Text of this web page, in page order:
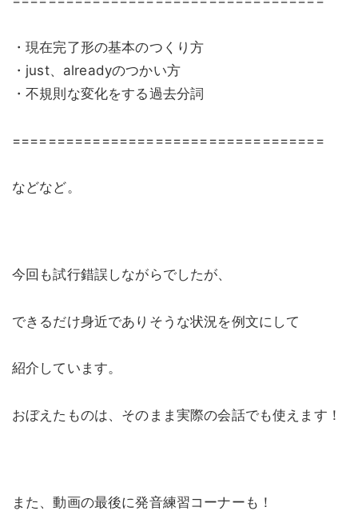
・現在完了形の基本のつくり方
・just、alreadyのつかい方
・不規則な変化をする過去分詞
===================================
などなど。
今回も試行錯誤しながらでしたが、
できるだけ身近でありそうな状況を例文にして
紹介しています。
おぼえたものは、そのまま実際の会話でも使えます！
また、動画の最後に発音練習コーナーも！